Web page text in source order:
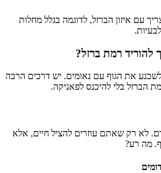
עם איזון הברזל, לדוגמה בגלל מחלות
להוריד רמת ברזל?
את הגוף עם נאומים. יש דרכים הרבה
הברזל בלי להיכנס לפאניקה.
לא רק שאתם עוזרים להציל חיים, אלא
מה רע?